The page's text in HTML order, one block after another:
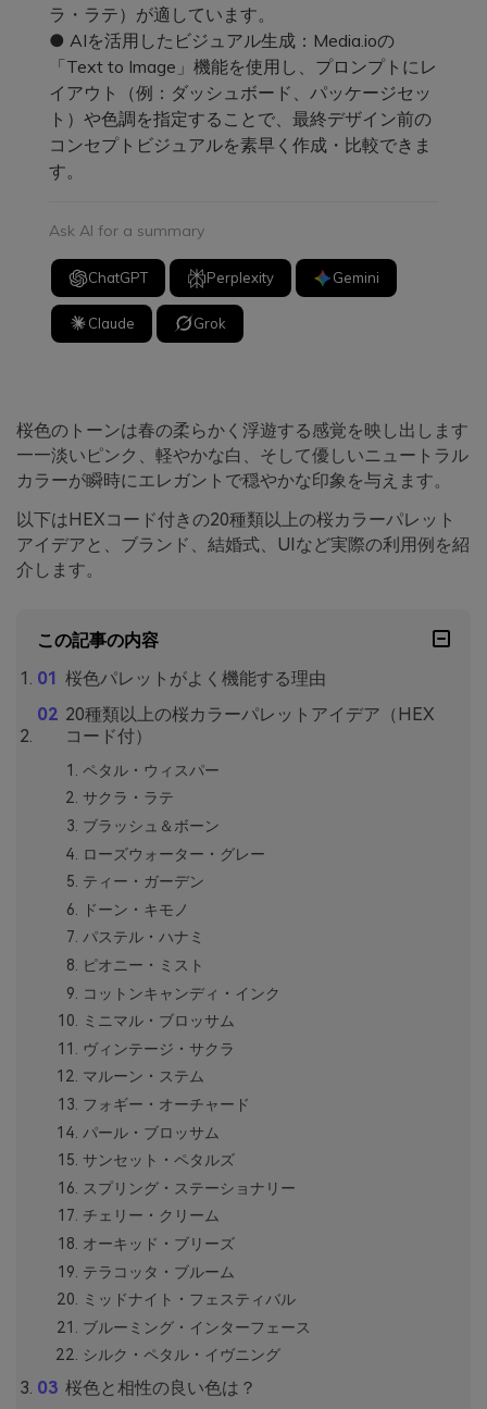
ラ・ラテ）が適しています。
● AIを活用したビジュアル生成：Media.ioの
「Text to Image」機能を使用し、プロンプトにレ
イアウト（例：ダッシュボード、パッケージセッ
ト）や色調を指定することで、最終デザイン前の
コンセプトビジュアルを素早く作成・比較できま
す。
Ask AI for a summary
ChatGPT Perplexity Gemini
Claude Grok
桜色のトーンは春の柔らかく浮遊する感覚を映し出します
——淡いピンク、軽やかな白、そして優しいニュートラル
カラーが瞬時にエレガントで穏やかな印象を与えます。
以下はHEXコード付きの20種類以上の桜カラーパレット
アイデアと、ブランド、結婚式、UIなど実際の利用例を紹
介します。
この記事の内容
桜色パレットがよく機能する理由
20種類以上の桜カラーパレットアイデア（HEX
コード付）
ペタル・ウィスパー
サクラ・ラテ
ブラッシュ＆ボーン
ローズウォーター・グレー
ティー・ガーデン
ドーン・キモノ
パステル・ハナミ
ピオニー・ミスト
コットンキャンディ・インク
ミニマル・ブロッサム
ヴィンテージ・サクラ
マルーン・ステム
フォギー・オーチャード
パール・ブロッサム
サンセット・ペタルズ
スプリング・ステーショナリー
チェリー・クリーム
オーキッド・ブリーズ
テラコッタ・ブルーム
ミッドナイト・フェスティバル
ブルーミング・インターフェース
シルク・ペタル・イヴニング
桜色と相性の良い色は？